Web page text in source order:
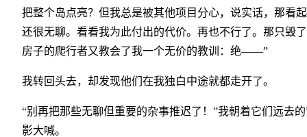
把整个岛点亮？但我总是被其他项目分心，说实话，那看
还很无聊。看看我为此付出的代价。再也不行了。那只毁
房子的爬行者又教会了我一个无价的教训：绝——”
我转回头去，却发现他们在我独白中途就都走开了。
“别再把那些无聊但重要的杂事推迟了！”我朝着它们远去
影大喊。